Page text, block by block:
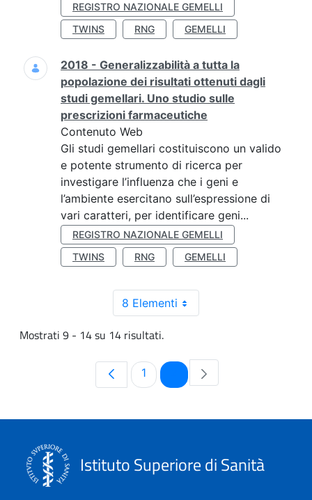
REGISTRO NAZIONALE GEMELLI
TWINS
RNG GEMELLI
2018 - Generalizzabilità a tutta la
popolazione dei risultati ottenuti dagli
studi gemellari. Uno studio sulle
prescrizioni farmaceutiche
Contenuto Web
Gli studi gemellari costituiscono un valido
e potente strumento di ricerca per
investigare l’influenza che i geni e
l’ambiente esercitano sull’espressione di
vari caratteri, per identificare geni...
REGISTRO NAZIONALE GEMELLI
TWINS
RNG GEMELLI
8 Elementi
Mostrati 9 - 14 su 14 risultati.
Pagina
1 Pagina
Istituto Superiore di Sanità